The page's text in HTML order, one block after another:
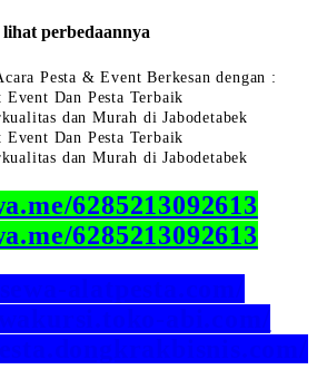
perbedaannya
Pesta & Event Berkesan dengan :
Event Dan Pesta Terbaik
dan Murah di Jabodetabek
Event Dan Pesta Terbaik
dan Murah di Jabodetabek
6285213092613
6285213092613